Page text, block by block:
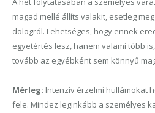
magad mellé állíts valakit, esetleg
dologról. Lehetséges, hogy ennek
egyetértés lesz, hanem valami több
tovább az egyébként sem könnyű
Mérleg: Intenzív érzelmi hullámokat
fele. Mindez leginkább a személyes